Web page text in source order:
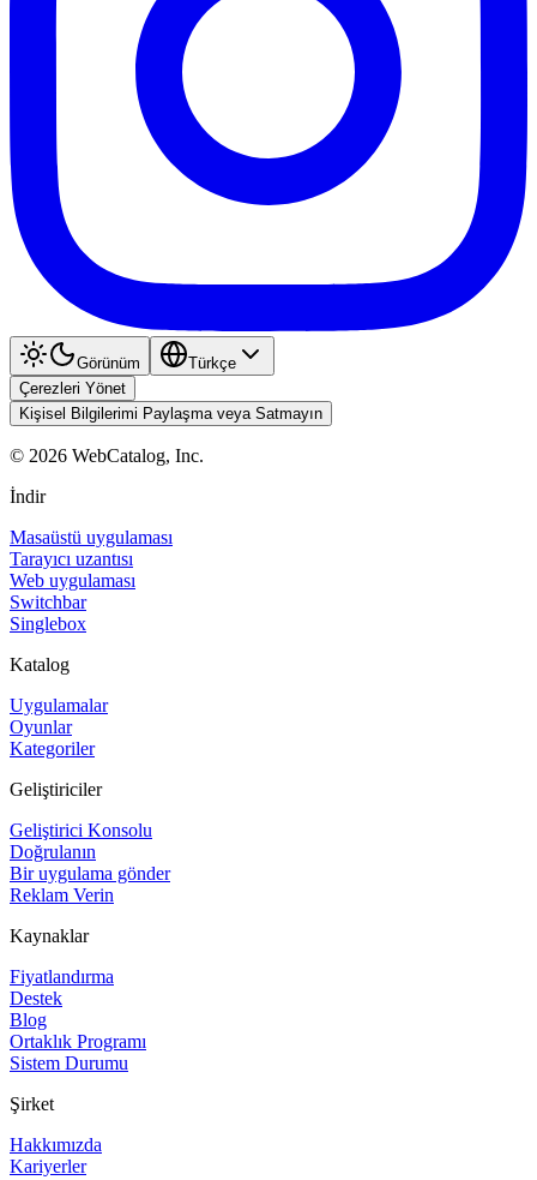
Görünüm
Türkçe
Çerezleri Yönet
Kişisel Bilgilerimi Paylaşma veya Satmayın
© 2026 WebCatalog, Inc.
İndir
Masaüstü uygulaması
Tarayıcı uzantısı
Web uygulaması
Switchbar
Singlebox
Katalog
Uygulamalar
Oyunlar
Kategoriler
Geliştiriciler
Geliştirici Konsolu
Doğrulanın
Bir uygulama gönder
Reklam Verin
Kaynaklar
Fiyatlandırma
Destek
Blog
Ortaklık Programı
Sistem Durumu
Şirket
Hakkımızda
Kariyerler